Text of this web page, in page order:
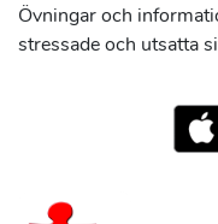
Övningar och
stressade och utsatta